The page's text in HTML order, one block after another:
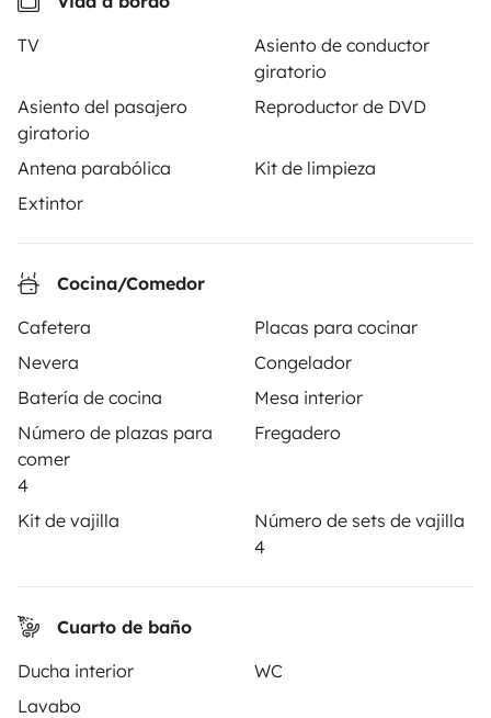
TV
Asiento de conductor
giratorio
Asiento del pasajero
giratorio
Reproductor de DVD
Antena parabólica
Kit de limpieza
Extintor
Cocina/Comedor
Cafetera
Placas para cocinar
Nevera
Congelador
Batería de cocina
Mesa interior
Número de plazas para
comer
4
Fregadero
Kit de vajilla
Número de sets de vajilla
4
Cuarto de baño
Ducha interior
WC
Lavabo
Yescapa es una plataforma que facilita y asegura el
alquiler de autocaravanas y furgonetas campers entre
particulares. La plataforma tiene el papel de
intermediario de confianza y propone una solución
llave en mano para unas vacaciones en total libertad y
seguridad.
3.84/5 sobre 1170 opiniones de usuarios en Trusted
Shops
Instagram
X PinterestFacebook
ALQUILER AUTOCARAVANAS